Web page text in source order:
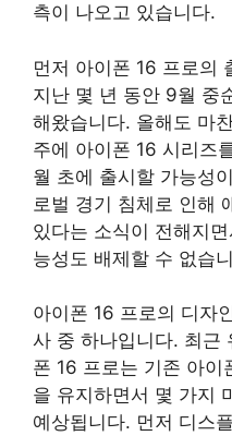
측이 나오고 있습니다.
먼저 아이폰 16 프로의
지난 몇 년 동안 9월 중
해왔습니다. 올해도 마
주에 아이폰 16 시리즈
월 초에 출시할 가능성
로벌 경기 침체로 인해
있다는 소식이 전해지
능성도 배제할 수 없습
아이폰 16 프로의 디자
사 중 하나입니다. 최근
폰 16 프로는 기존 아이
을 유지하면서 몇 가지
예상됩니다. 먼저 디스